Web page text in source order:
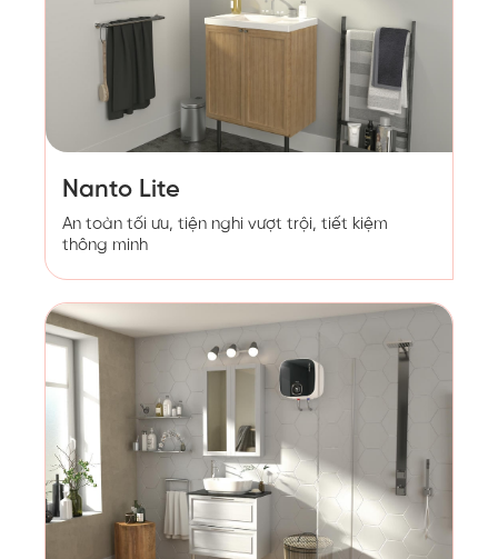
Nanto Lite
An toàn tối ưu, tiện nghi vượt trội, tiết kiệm
thông minh